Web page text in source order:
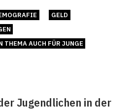
GELD
THEMA AUCH FÜR JUNGE
Jugendlichen in der